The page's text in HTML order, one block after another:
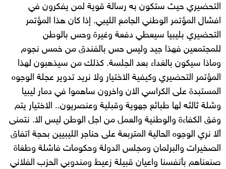
التحضيري حيث ستكون به رسالة قوية لمن يفكرون في
افشال المؤتمر الوطني الجامع الليبي. إذا كان هذا المؤتمر
التحضيري بليبيا سيعطي دفعة وغيرة وحس بالوطن
للمجتمعين فهذا جيد وليس حس بالفندق من خمس نجوم
وماذا سيكون بالغداء بعد الجلسة. كذلك من سيذهبون لهذا
المؤتمر التحضيري وكيفية الاختيار ولا نريد تدوير عجلة الوجوه
المستبدة على الكراسي الان واخرون ساهموا في دمار ليبيا
وشلة ثالثه لها طبائع جهوية وقبلية وعنصريون.. الاختيار يتم
وفق الكفاءة والوطنية والعمل من اجل الوطن ليس الا. نتمنى
ألا نري الوجوه الحالية المتربعة على حناجر الليبيين بحجة اتفاق
الصخيرات والبرلمان ومجلس الدولة وحكومات فاشلة وطغاة
صنعناهم بأنفسنا واعيان قبيلة زعيط ومندوبي الحزب الفلاني